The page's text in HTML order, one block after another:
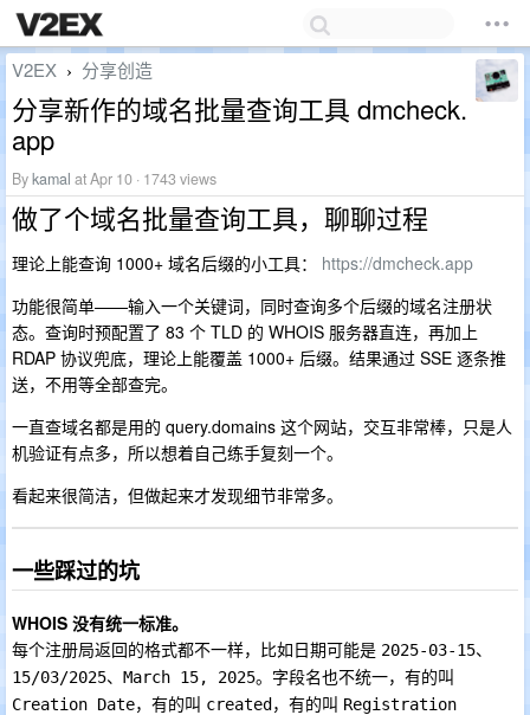
V2EX › 分享创造
分享新作的域名批量查询工具 dmcheck.
app
Bykamal at Apr 10 · 1743 views
做了个域名批量查询工具，聊聊过程
理论上能查询 1000+ 域名后缀的小工具： https://dmcheck.app
功能很简单——输入一个关键词，同时查询多个后缀的域名注册状
态。查询时预配置了 83 个 TLD 的 WHOIS 服务器直连，再加上
RDAP 协议兜底，理论上能覆盖 1000+ 后缀。结果通过 SSE 逐条推
送，不用等全部查完。
一直查域名都是用的 query.domains 这个网站，交互非常棒，只是人
机验证有点多，所以想着自己练手复刻一个。
看起来很简洁，但做起来才发现细节非常多。
一些踩过的坑
WHOIS 没有统一标准。
每个注册局返回的格式都不一样，比如日期可能是 2025-03-15、
15/03/2025、 March 15, 2025。字段名也不统一，有的叫
Creation Date，有的叫 created ，有的叫 Registration